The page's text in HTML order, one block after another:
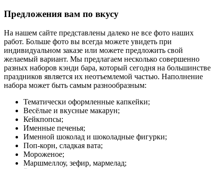
Предложения вам по вкусу
На нашем сайте представлены далеко не все фото наших
работ. Больше фото вы всегда можете увидеть при
индивидуальном заказе или можете предложить свой
желаемый вариант. Мы предлагаем несколько совершенно
разных наборов кэнди бара, который сегодня на большинстве
праздников является их неотъемлемой частью. Наполнение
набора может быть самым разнообразным:
Тематически оформленные капкейки;
Весёлые и вкусные макарун;
Кейкпопсы;
Именные печенья;
Именной шоколад и шоколадные фигурки;
Поп-корн, сладкая вата;
Мороженое;
Маршмеллоу, зефир, мармелад;